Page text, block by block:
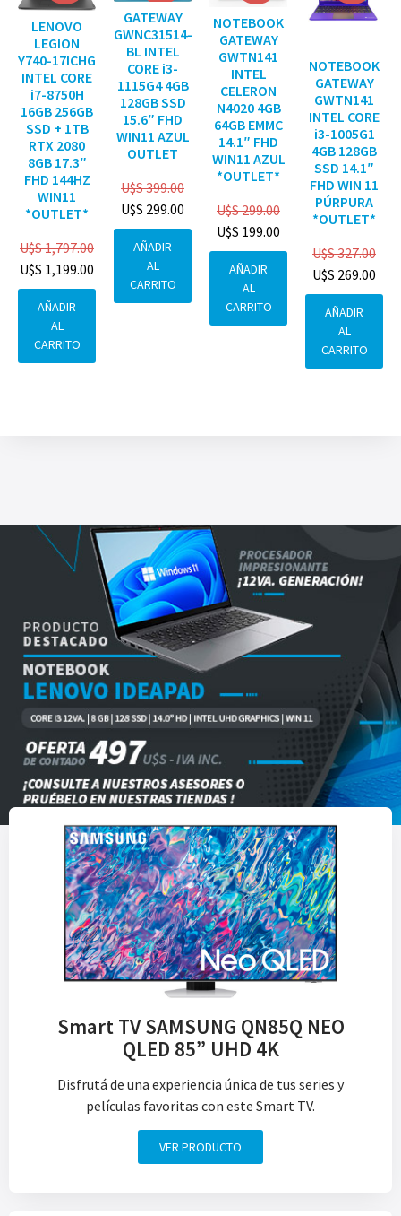
LENOVO
LEGION
Y740-17ICHG
INTEL CORE
i7-8750H
16GB 256GB
SSD + 1TB
RTX 2080
8GB 17.3″
FHD 144HZ
WIN11
*OUTLET*
U$S1,797.00
U$S 1,199.00
AÑADIR
AL
CARRITO
GATEWAY
GWNC31514-
BL INTEL
CORE i3-
1115G4 4GB
128GB SSD
15.6″ FHD
WIN11 AZUL
OUTLET
U$S399.00
U$S 299.00
AÑADIR
AL
CARRITO
NOTEBOOK
GATEWAY
GWTN141
INTEL
CELERON
N4020 4GB
64GB EMMC
14.1″ FHD
WIN11 AZUL
*OUTLET*
U$S299.00
U$S 199.00
AÑADIR
AL
CARRITO
NOTEBOOK
GATEWAY
GWTN141
INTEL CORE
i3-1005G1
4GB 128GB
SSD 14.1″
FHD WIN 11
PÚRPURA
*OUTLET*
U$S327.00
U$S 269.00
AÑADIR
AL
CARRITO
Smart TV SAMSUNG QN85Q NEO
QLED 85” UHD 4K
Disfrutá de una experiencia única de tus series y
películas favoritas con este Smart TV.
VER PRODUCTO